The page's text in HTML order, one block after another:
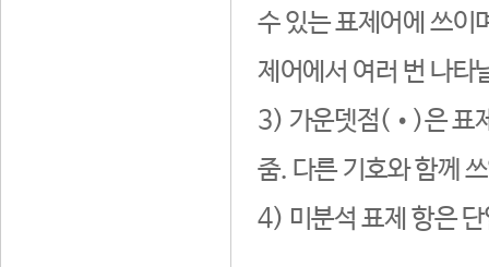
수 있는 표제어에 쓰이
제어에서 여러 번 나타
3) 가운뎃점(•)은 표
줌. 다른 기호와 함께
4) 미분석 표제 항은